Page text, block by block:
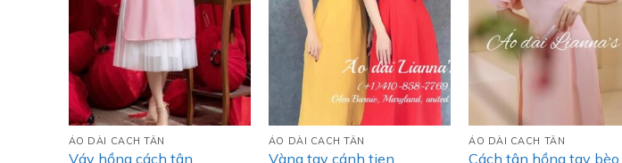
ÁO DÀI CACH TÂN
Váy hồng cách tân
ÁO DÀI CACH TÂN
Vàng tay cánh tien
ÁO DÀI CACH TÂN
Cách tân hồng tay bèo